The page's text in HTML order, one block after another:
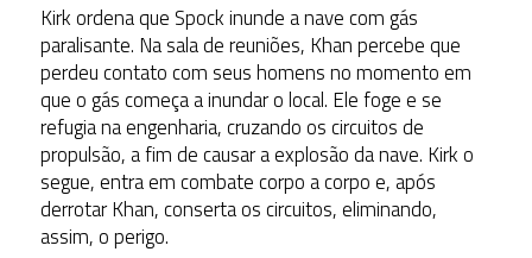
Kirk ordena que Spock inunde a nave com gás
paralisante. Na sala de reuniões, Khan percebe que
perdeu contato com seus homens no momento em
que o gás começa a inundar o local. Ele foge e se
refugia na engenharia, cruzando os circuitos de
propulsão, a fim de causar a explosão da nave. Kirk o
segue, entra em combate corpo a corpo e, após
derrotar Khan, conserta os circuitos, eliminando,
assim, o perigo.